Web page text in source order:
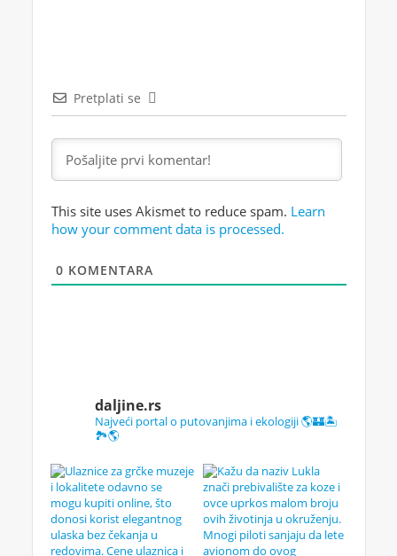
Pretplati se
This site uses Akismet to reduce spam. Learn
how your comment data is processed.
0 KOMENTARA
daljine.rs
Najveći portal o putovanjima i ekologiji 🌎🏰🏝️
🏞️🌎